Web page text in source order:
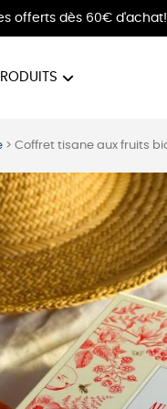
offerts dès 60€ d'achat!
>Coffret tisane aux fruits